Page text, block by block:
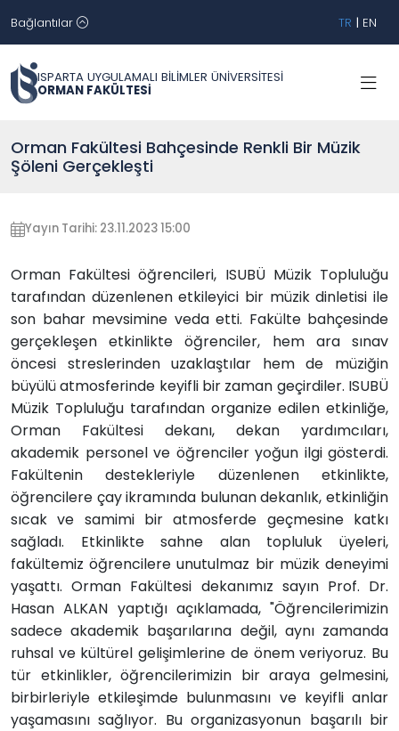
Bağlantılar TR | EN
ISPARTA UYGULAMALI BİLİMLER ÜNİVERSİTESİ
ORMAN FAKÜLTESİ
Orman Fakültesi Bahçesinde Renkli Bir Müzik
Şöleni Gerçekleşti
Yayın Tarihi: 23.11.2023 15:00
Orman Fakültesi öğrencileri, ISUBÜ Müzik Topluluğu
tarafından düzenlenen etkileyici bir müzik dinletisi ile
son bahar mevsimine veda etti. Fakülte bahçesinde
gerçekleşen etkinlikte öğrenciler, hem ara sınav
öncesi streslerinden uzaklaştılar hem de müziğin
büyülü atmosferinde keyifli bir zaman geçirdiler. ISUBÜ
Müzik Topluluğu tarafından organize edilen etkinliğe,
Orman Fakültesi dekanı, dekan yardımcıları,
akademik personel ve öğrenciler yoğun ilgi gösterdi.
Fakültenin destekleriyle düzenlenen etkinlikte,
öğrencilere çay ikramında bulunan dekanlık, etkinliğin
sıcak ve samimi bir atmosferde geçmesine katkı
sağladı. Etkinlikte sahne alan topluluk üyeleri,
fakültemiz öğrencilere unutulmaz bir müzik deneyimi
yaşattı. Orman Fakültesi dekanımız sayın Prof. Dr.
Hasan ALKAN yaptığı açıklamada, "Öğrencilerimizin
sadece akademik başarılarına değil, aynı zamanda
ruhsal ve kültürel gelişimlerine de önem veriyoruz. Bu
tür etkinlikler, öğrencilerimizin bir araya gelmesini,
birbirleriyle etkileşimde bulunmasını ve keyifli anlar
yaşamasını sağlıyor. Bu organizasyonun başarılı bir